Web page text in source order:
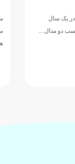
در
مسابقات رده‌های سنی قهرمانی آسیا که با کسب ۹ مدال